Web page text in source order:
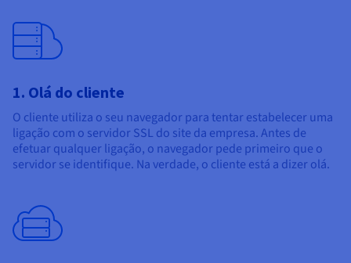
1. Olá do cliente
O cliente utiliza o seu navegador para tentar estabelecer uma
ligação com o servidor SSL do site da empresa. Antes de
efetuar qualquer ligação, o navegador pede primeiro que o
servidor se identifique. Na verdade, o cliente está a dizer olá.